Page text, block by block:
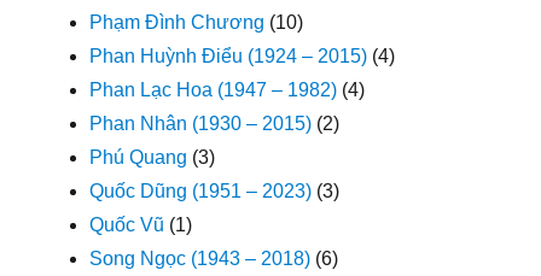
Phạm Đình Chương (10)
Phan Huỳnh Điểu (1924 – 2015) (4)
Phan Lạc Hoa (1947 – 1982) (4)
Phan Nhân (1930 – 2015) (2)
Phú Quang (3)
Quốc Dũng (1951 – 2023) (3)
Quốc Vũ (1)
Song Ngọc (1943 – 2018) (6)